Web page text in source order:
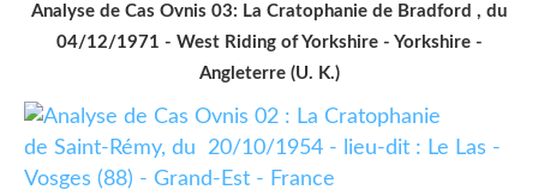
Analyse de Cas Ovnis 03: La Cratophanie de Bradford , du
04/12/1971 - West Riding of Yorkshire - Yorkshire -
Angleterre (U. K.)